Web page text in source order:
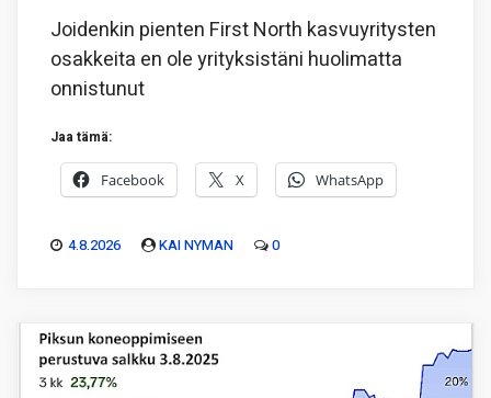
Joidenkin pienten First North kasvuyritysten
osakkeita en ole yrityksistäni huolimatta
onnistunut
Jaa tämä:
Facebook X WhatsApp
4.8.2026 KAI NYMAN 0